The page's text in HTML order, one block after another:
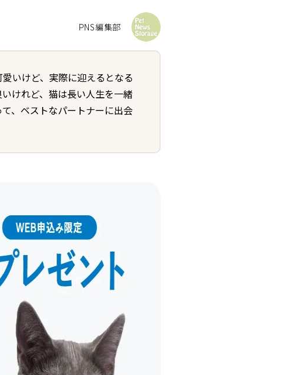
PNS編集部
いけど、実際に迎えるとなる
けれど、猫は長い人生を一緒
、ベストなパートナーに出会